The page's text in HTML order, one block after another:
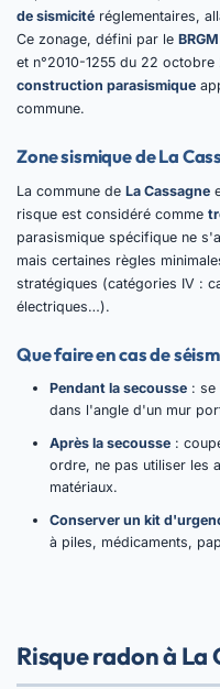
de sismicité réglementaires,
Ce zonage, défini par le BRGM
et n°2010-1255 du 22 octobre
construction parasismique
commune.
Zone sismique de La
La commune de La Cassagne
risque est considéré comme
parasismique spécifique ne
mais certaines règles
stratégiques (catégories IV :
électriques…).
Que faire en cas de
Pendant la secousse : se
dans l'angle d'un mur
Après la secousse :
ordre, ne pas utiliser les
matériaux.
Conserver un kit
à piles, médicaments,
Risque radon à La